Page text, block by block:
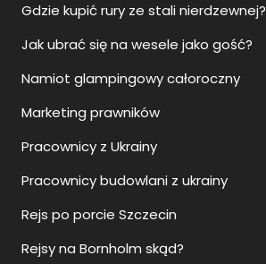
Gdzie kupić rury ze stali nierdzewnej?
Jak ubrać się na wesele jako gość?
Namiot glampingowy całoroczny
Marketing prawników
Pracownicy z Ukrainy
Pracownicy budowlani z ukrainy
Rejs po porcie Szczecin
Rejsy na Bornholm skąd?